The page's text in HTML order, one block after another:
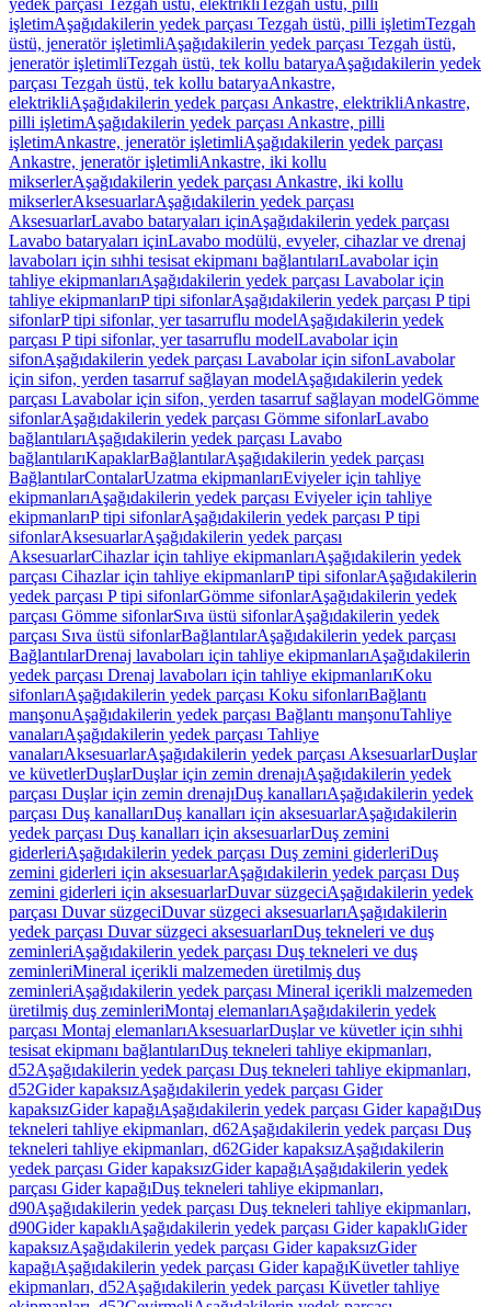
yedek parçası Tezgah üstü, elektrikli Tezgah üstü, pilli
işletimAşağıdakilerin yedek parçası Tezgah üstü, pilli işletimTezgah
üstü, jeneratör işletimliAşağıdakilerin yedek parçası Tezgah üstü,
jeneratör işletimliTezgah üstü, tek kollu bataryaAşağıdakilerin yedek
parçası Tezgah üstü, tek kollu bataryaAnkastre,
elektrikliAşağıdakilerin yedek parçası Ankastre, elektrikliAnkastre,
pilli işletimAşağıdakilerin yedek parçası Ankastre, pilli
işletimAnkastre, jeneratör işletimliAşağıdakilerin yedek parçası
Ankastre, jeneratör işletimliAnkastre, iki kollu
mikserlerAşağıdakilerin yedek parçası Ankastre, iki kollu
mikserlerAksesuarlarAşağıdakilerin yedek parçası
AksesuarlarLavabo bataryaları içinAşağıdakilerin yedek parçası
Lavabo bataryaları içinLavabo modülü, evyeler, cihazlar ve drenaj
lavaboları için sıhhi tesisat ekipmanı bağlantılarıLavabolar için
tahliye ekipmanlarıAşağıdakilerin yedek parçası Lavabolar için
tahliye ekipmanlarıP tipi sifonlarAşağıdakilerin yedek parçası P tipi
sifonlarP tipi sifonlar, yer tasarruflu modelAşağıdakilerin yedek
parçası P tipi sifonlar, yer tasarruflu modelLavabolar için
sifonAşağıdakilerin yedek parçası Lavabolar için sifonLavabolar
için sifon, yerden tasarruf sağlayan modelAşağıdakilerin yedek
parçası Lavabolar için sifon, yerden tasarruf sağlayan modelGömme
sifonlarAşağıdakilerin yedek parçası Gömme sifonlarLavabo
bağlantılarıAşağıdakilerin yedek parçası Lavabo
bağlantılarıKapaklarBağlantılarAşağıdakilerin yedek parçası
BağlantılarContalarUzatma ekipmanlarıEviyeler için tahliye
ekipmanlarıAşağıdakilerin yedek parçası Eviyeler için tahliye
ekipmanlarıP tipi sifonlarAşağıdakilerin yedek parçası P tipi
sifonlarAksesuarlarAşağıdakilerin yedek parçası
AksesuarlarCihazlar için tahliye ekipmanlarıAşağıdakilerin yedek
parçası Cihazlar için tahliye ekipmanlarıP tipi sifonlarAşağıdakilerin
yedek parçası P tipi sifonlarGömme sifonlarAşağıdakilerin yedek
parçası Gömme sifonlarSıva üstü sifonlarAşağıdakilerin yedek
parçası Sıva üstü sifonlarBağlantılarAşağıdakilerin yedek parçası
BağlantılarDrenaj lavaboları için tahliye ekipmanlarıAşağıdakilerin
yedek parçası Drenaj lavaboları için tahliye ekipmanlarıKoku
sifonlarıAşağıdakilerin yedek parçası Koku sifonlarıBağlantı
manşonuAşağıdakilerin yedek parçası Bağlantı manşonuTahliye
vanalarıAşağıdakilerin yedek parçası Tahliye
vanalarıAksesuarlarAşağıdakilerin yedek parçası AksesuarlarDuşlar
ve küvetlerDuşlarDuşlar için zemin drenajıAşağıdakilerin yedek
parçası Duşlar için zemin drenajıDuş kanallarıAşağıdakilerin yedek
parçası Duş kanallarıDuş kanalları için aksesuarlarAşağıdakilerin
yedek parçası Duş kanalları için aksesuarlarDuş zemini
giderleriAşağıdakilerin yedek parçası Duş zemini giderleriDuş
zemini giderleri için aksesuarlarAşağıdakilerin yedek parçası Duş
zemini giderleri için aksesuarlarDuvar süzgeciAşağıdakilerin yedek
parçası Duvar süzgeciDuvar süzgeci aksesuarlarıAşağıdakilerin
yedek parçası Duvar süzgeci aksesuarlarıDuş tekneleri ve duş
zeminleriAşağıdakilerin yedek parçası Duş tekneleri ve duş
zeminleriMineral içerikli malzemeden üretilmiş duş
zeminleriAşağıdakilerin yedek parçası Mineral içerikli malzemeden
üretilmiş duş zeminleriMontaj elemanlarıAşağıdakilerin yedek
parçası Montaj elemanlarıAksesuarlarDuşlar ve küvetler için sıhhi
tesisat ekipmanı bağlantılarıDuş tekneleri tahliye ekipmanları,
d52Aşağıdakilerin yedek parçası Duş tekneleri tahliye ekipmanları,
d52Gider kapaksızAşağıdakilerin yedek parçası Gider
kapaksızGider kapağıAşağıdakilerin yedek parçası Gider kapağıDuş
tekneleri tahliye ekipmanları, d62Aşağıdakilerin yedek parçası Duş
tekneleri tahliye ekipmanları, d62Gider kapaksızAşağıdakilerin
yedek parçası Gider kapaksızGider kapağıAşağıdakilerin yedek
parçası Gider kapağıDuş tekneleri tahliye ekipmanları,
d90Aşağıdakilerin yedek parçası Duş tekneleri tahliye ekipmanları,
d90Gider kapaklıAşağıdakilerin yedek parçası Gider kapaklıGider
kapaksızAşağıdakilerin yedek parçası Gider kapaksızGider
kapağıAşağıdakilerin yedek parçası Gider kapağıKüvetler tahliye
ekipmanları, d52Aşağıdakilerin yedek parçası Küvetler tahliye